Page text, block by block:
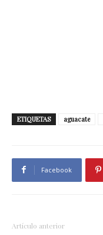
ETIQUETAS aguacate
Facebook
Artículo anterior